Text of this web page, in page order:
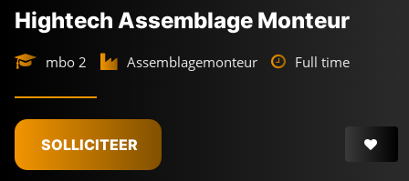
Hightech Assemblage Monteur
mbo 2 Assemblagemonteur Full time
SOLLICITEER